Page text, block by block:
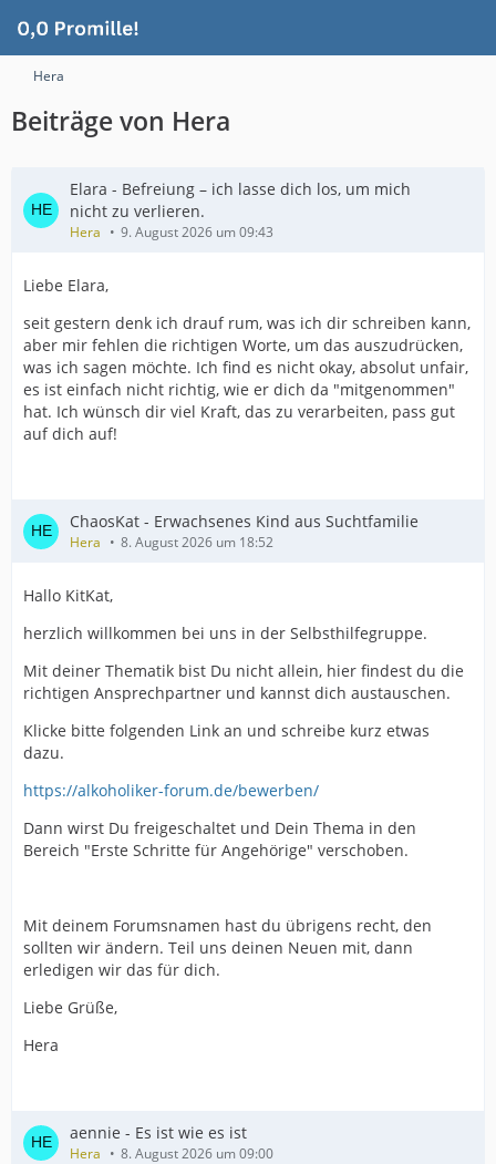
Hera
Beiträge von Hera
Elara - Befreiung – ich lasse dich los, um mich
nicht zu verlieren.
Hera 9. August 2026 um 09:43
Liebe Elara,
seit gestern denk ich drauf rum, was ich dir schreiben kann,
aber mir fehlen die richtigen Worte, um das auszudrücken,
was ich sagen möchte. Ich find es nicht okay, absolut unfair,
es ist einfach nicht richtig, wie er dich da "mitgenommen"
hat. Ich wünsch dir viel Kraft, das zu verarbeiten, pass gut
auf dich auf!
ChaosKat - Erwachsenes Kind aus Suchtfamilie
Hera 8. August 2026 um 18:52
Hallo KitKat,
herzlich willkommen bei uns in der Selbsthilfegruppe.
Mit deiner Thematik bist Du nicht allein, hier findest du die
richtigen Ansprechpartner und kannst dich austauschen.
Klicke bitte folgenden Link an und schreibe kurz etwas
dazu.
https://alkoholiker-forum.de/bewerben/
Dann wirst Du freigeschaltet und Dein Thema in den
Bereich "Erste Schritte für Angehörige" verschoben.
Mit deinem Forumsnamen hast du übrigens recht, den
sollten wir ändern. Teil uns deinen Neuen mit, dann
erledigen wir das für dich.
Liebe Grüße,
Hera
aennie - Es ist wie es ist
Hera 8. August 2026 um 09:00